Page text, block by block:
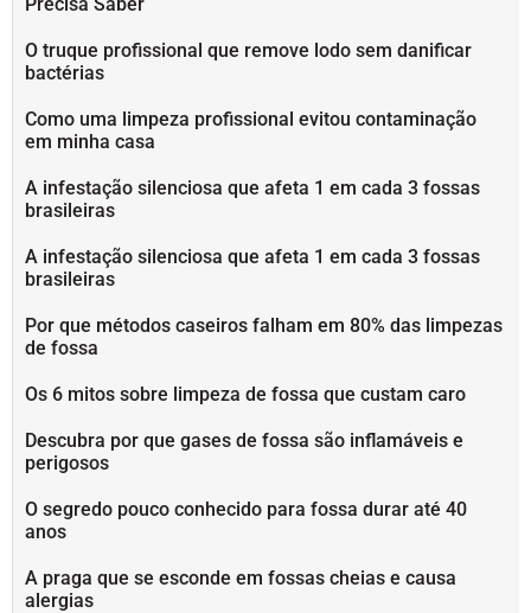
O truque profissional que remove lodo sem danificar
bactérias
Como uma limpeza profissional evitou contaminação
em minha casa
A infestação silenciosa que afeta 1 em cada 3 fossas
brasileiras
A infestação silenciosa que afeta 1 em cada 3 fossas
brasileiras
Por que métodos caseiros falham em 80% das limpezas
de fossa
Os 6 mitos sobre limpeza de fossa que custam caro
Descubra por que gases de fossa são inflamáveis e
perigosos
O segredo pouco conhecido para fossa durar até 40
anos
A praga que se esconde em fossas cheias e causa
alergias